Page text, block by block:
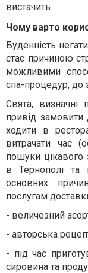
вистачить.
Чому варто
Буденність
стає причиною
можливими
спа-процедур, до
Свята, визначні
привід
ходити в
витрачати час
пошуки цікавого
в Тернополі та
основних
послугам
- величезний
- авторська
- під час
сировина та